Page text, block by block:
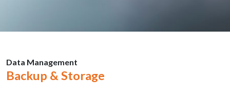
Data Management
Backup & Storage